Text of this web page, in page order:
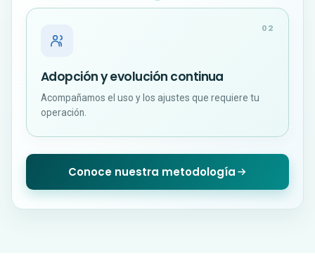
02
Adopción y evolución continua
Acompañamos el uso y los ajustes que requiere tu
operación.
Conoce nuestra metodología